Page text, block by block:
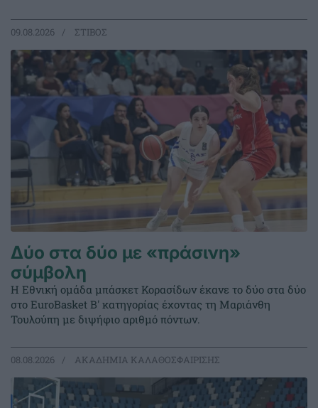
09.08.2026 ΣΤΙΒΟΣ
Δύο στα δύο με «πράσινη»
σύμβολη
Η Εθνική ομάδα μπάσκετ Κορασίδων έκανε το δύο στα δύο
στο EuroBasket Β' κατηγορίας έχοντας τη Μαριάνθη
Τουλούπη με διψήφιο αριθμό πόντων.
08.08.2026 ΑΚΑΔΗΜΙΑ ΚΑΛΑΘΟΣΦΑΙΡΙΣΗΣ